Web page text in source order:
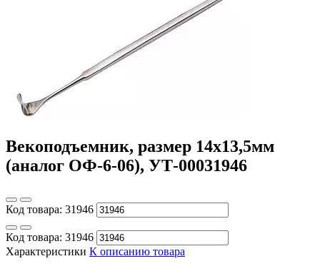
Векоподъемник, размер 14х13,5мм
(аналог ОФ-6-06), УТ-00031946
Код товара: 31946
Код товара: 31946
Характеристики К описанию товара